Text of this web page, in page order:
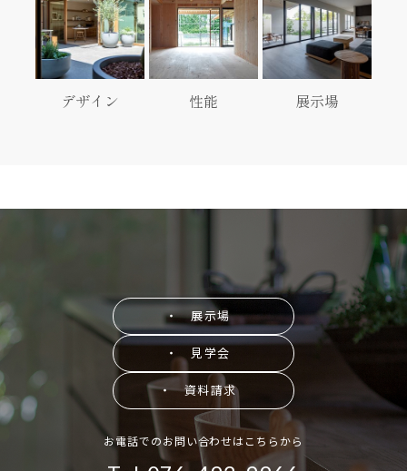
デザイン 性能 展示場
・ 展示場
・ 見学会
・ 資料請求
お電話でのお問い合わせはこちらから